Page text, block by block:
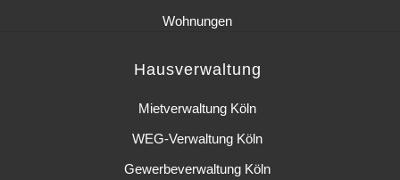
Hausverwaltung
Mietverwaltung Köln
WEG-Verwaltung Köln
Gewerbeverwaltung Köln
Wohnungen